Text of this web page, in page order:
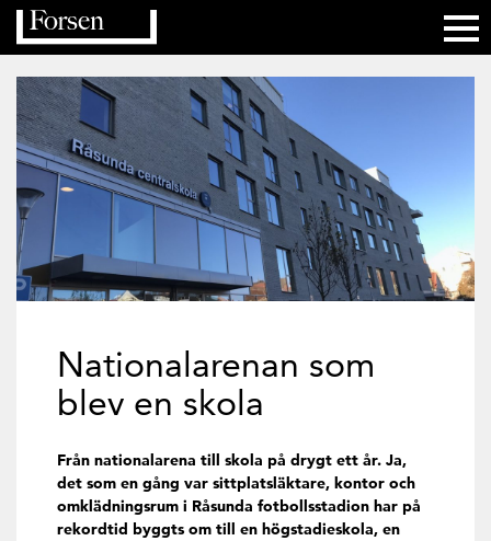
Nationalarenan som
blev en skola
Från nationalarena till skola på drygt ett år. Ja,
det som en gång var sittplatsläktare, kontor och
omklädningsrum i Råsunda fotbollsstadion har på
rekordtid byggts om till en högstadieskola, en